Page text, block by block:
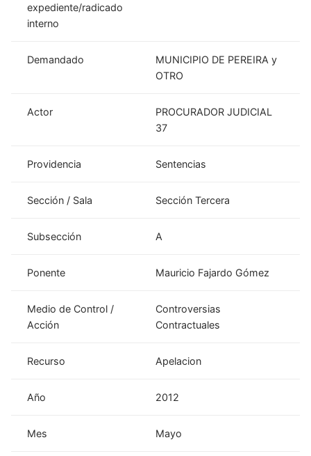
expediente/radicado
interno
Demandado
MUNICIPIO DE PEREIRA y
OTRO
Actor
PROCURADOR JUDICIAL
37
Providencia Sentencias
Sección / Sala Sección Tercera
Subsección A
Ponente Mauricio Fajardo Gómez
Medio de Control /
Acción
Controversias
Contractuales
Recurso Apelacion
Año 2012
Mes Mayo